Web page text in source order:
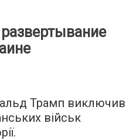
Трамп виключив
військ